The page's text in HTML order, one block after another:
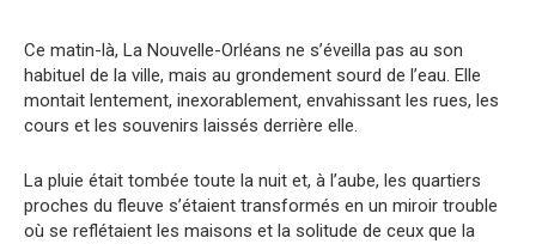
Ce matin-là, La Nouvelle-Orléans ne s’éveilla pas au son
habituel de la ville, mais au grondement sourd de l’eau. Elle
montait lentement, inexorablement, envahissant les rues, les
cours et les souvenirs laissés derrière elle.
La pluie était tombée toute la nuit et, à l’aube, les quartiers
proches du fleuve s’étaient transformés en un miroir trouble
où se reflétaient les maisons et la solitude de ceux que la